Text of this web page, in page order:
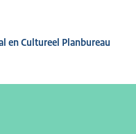
en Cultureel Planbureau